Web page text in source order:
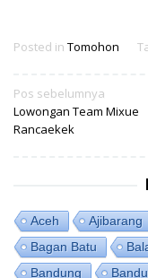
Posted in Tomohon
Navigasi
pos
Pos sebelumnya
Lowongan Team Mixue
Rancaekek
Aceh Ajibarang
Bagan Batu
Bandung